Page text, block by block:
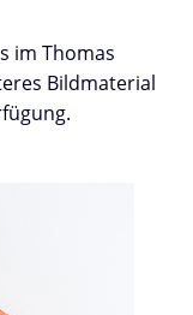
im Thomas
Bildmaterial